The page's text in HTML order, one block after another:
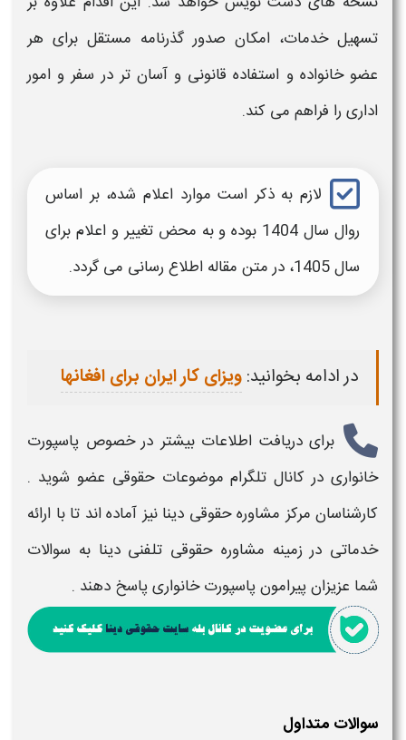
تسهیل خدمات، امکان صدور گذرنامه مستقل برای هر
عضو خانواده و استفاده قانونی و آسان‌ تر در سفر و امور
اداری را فراهم می‌ کند.
لازم به ذکر است موارد اعلام شده، بر اساس
روال سال 1404 بوده و به محض تغییر و اعلام برای
سال 1405، در متن مقاله اطلاع رسانی می گردد.
در ادامه بخوانید:ویزای کار ایران برای افغانها
برای دریافت اطلاعات بیشتر در خصوص پاسپورت
خانواری در کانال تلگرام موضوعات حقوقی عضو شوید .
کارشناسان مرکز مشاوره حقوقی دینا نیز آماده اند تا با ارائه
خدماتی در زمینه مشاوره حقوقی تلفنی دینا به سوالات
شما عزیزان پیرامونپاسپورت خانواریپاسخ دهند .
سوالات متداول